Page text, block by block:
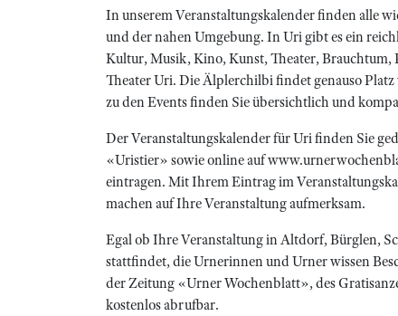
In unserem Veranstaltungskalender finden alle
und der nahen Umgebung. In Uri gibt es ein
Kultur, Musik, Kino, Kunst, Theater,
Theater Uri. Die Älplerchilbi findet genauso
zu den Events finden Sie übersichtlich und
Der Veranstaltungskalender für Uri finden Sie
«Uristier» sowie online auf
eintragen. Mit Ihrem Eintrag im
machen auf Ihre Veranstaltung aufmerksam.
Egal ob Ihre Veranstaltung in Altdorf, Bürglen,
stattfindet, die Urnerinnen und Urner wissen
der Zeitung «Urner Wochenblatt», des
kostenlos abrufbar.